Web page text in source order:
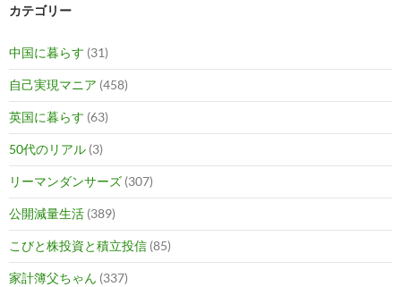
カテゴリー
中国に暮らす (31)
自己実現マニア (458)
英国に暮らす (63)
50代のリアル (3)
リーマンダンサーズ (307)
公開減量生活 (389)
こびと株投資と積立投信 (85)
家計簿父ちゃん (337)